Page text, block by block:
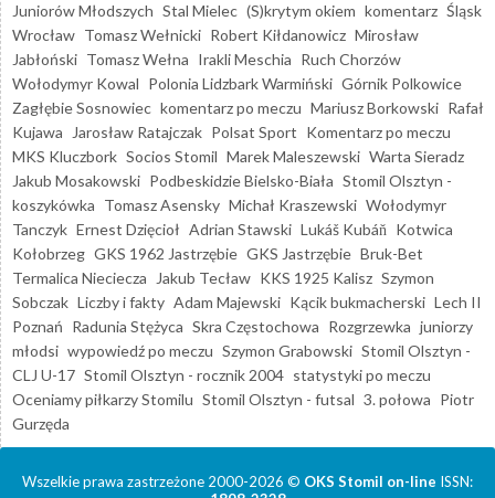
Juniorów Młodszych Stal Mielec (S)krytym okiem komentarz Śląsk
Wrocław Tomasz Wełnicki Robert Kiłdanowicz Mirosław
Jabłoński Tomasz Wełna Irakli Meschia Ruch Chorzów
Wołodymyr Kowal Polonia Lidzbark Warmiński Górnik Polkowice
Zagłębie Sosnowiec komentarz po meczu Mariusz Borkowski Rafał
Kujawa
Jarosław Ratajczak Polsat Sport Komentarz po meczu
MKS Kluczbork Socios Stomil Marek Maleszewski Warta Sieradz
Jakub Mosakowski Podbeskidzie Bielsko-Biała Stomil Olsztyn -
koszykówka Tomasz Asensky Michał Kraszewski Wołodymyr
Tanczyk Ernest Dzięcioł Adrian Stawski Lukáš Kubáň Kotwica
Kołobrzeg GKS 1962 Jastrzębie GKS Jastrzębie Bruk-Bet
Termalica Nieciecza
Jakub Tecław KKS 1925 Kalisz Szymon
Sobczak Liczby i fakty Adam Majewski Kącik bukmacherski Lech II
Poznań Radunia Stężyca Skra Częstochowa Rozgrzewka juniorzy
młodsi wypowiedź po meczu Szymon Grabowski Stomil Olsztyn -
CLJ U-17 Stomil Olsztyn - rocznik 2004 statystyki po meczu
Oceniamy piłkarzy Stomilu Stomil Olsztyn - futsal 3. połowa Piotr
Gurzęda
Wszelkie prawa zastrzeżone 2000-2026 © OKS Stomil on-line ISSN: